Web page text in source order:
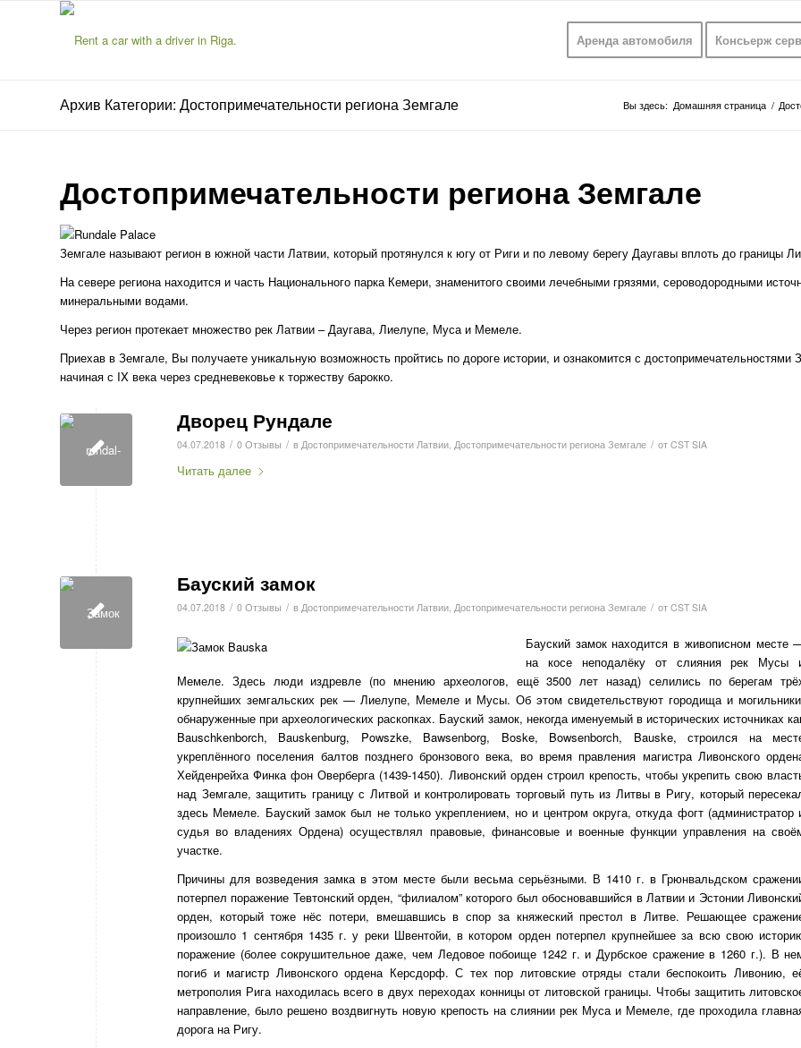
Аренда автомобиля Консьерж
Архив Категории: Достопримечательности региона Земгале Вы здесь: Домашняя страница /
Достопримечательности региона Земгале
Земгале называют регион в южной части Латвии, который протянулся к югу от Риги и по левому берегу Даугавы вплоть до границы
На севере региона находится и часть Национального парка Кемери, знаменитого своими лечебными грязями, сероводородными
минеральными водами.
Через регион протекает множество рек Латвии – Даугава, Лиелупе, Муса и Мемеле.
Приехав в Земгале, Вы получаете уникальную возможность пройтись по дороге истории, и ознакомится с достопримечательностями
начиная с IX века через средневековье к торжеству барокко.
Дворец Рундале
04.07.2018 / 0 Отзывы / в Достопримечательности Латвии, Достопримечательности региона Земгале / от CST SIA
Читать далее
Бауский замок
04.07.2018 / 0 Отзывы / в Достопримечательности Латвии, Достопримечательности региона Земгале / от CST SIA
Бауский замок находится в живописном месте
на косе неподалёку от слияния рек Мусы
Мемеле. Здесь люди издревле (по мнению археологов, ещё 3500 лет назад) селились по берегам
крупнейших земгальских рек — Лиелупе, Мемеле и Мусы. Об этом свидетельствуют городища и
обнаруженные при археологических раскопках. Бауский замок, некогда именуемый в исторических источниках
Bauschkenborch, Bauskenburg, Powszke, Bawsenborg, Boske, Bowsenborch, Bauske, строился на
укреплённого поселения балтов позднего бронзового века, во время правления магистра Ливонского
Хейденрейха Финка фон Оверберга (1439-1450). Ливонский орден строил крепость, чтобы укрепить свою
над Земгале, защитить границу с Литвой и контролировать торговый путь из Литвы в Ригу, который
здесь Мемеле. Бауский замок был не только укреплением, но и центром округа, откуда фогт (администратор
судья во владениях Ордена) осуществлял правовые, финансовые и военные функции управления на
участке.
Причины для возведения замка в этом месте были весьма серьёзными. В 1410 г. в Грюнвальдском
потерпел поражение Тевтонский орден, “филиалом” которого был обосновавшийся в Латвии и Эстонии
орден, который тоже нёс потери, вмешавшись в спор за княжеский престол в Литве. Решающее
произошло 1 сентября 1435 г. у реки Швентойи, в котором орден потерпел крупнейшее за всю свою
поражение (более сокрушительное даже, чем Ледовое побоище 1242 г. и Дурбское сражение в 1260 г.). В
погиб и магистр Ливонского ордена Керсдорф. С тех пор литовские отряды стали беспокоить Ливонию,
метрополия Рига находилась всего в двух переходах конницы от литовской границы. Чтобы защитить
направление, было решено воздвигнуть новую крепость на слиянии рек Муса и Мемеле, где проходила
дорога на Ригу.